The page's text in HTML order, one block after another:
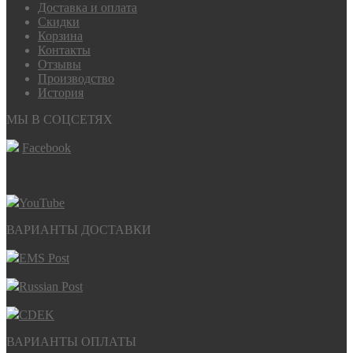
Доставка и оплата
Скидки
Корзина
Контакты
Отзывы
Производство
История
МЫ В СОЦСЕТЯХ
Facebook
YouTube
ВАРИАНТЫ ДОСТАВКИ
EMS Post
Russian Post
CDEK
ВАРИАНТЫ ОПЛАТЫ